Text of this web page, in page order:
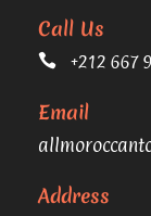
Call Us
+212 667
Email
Address